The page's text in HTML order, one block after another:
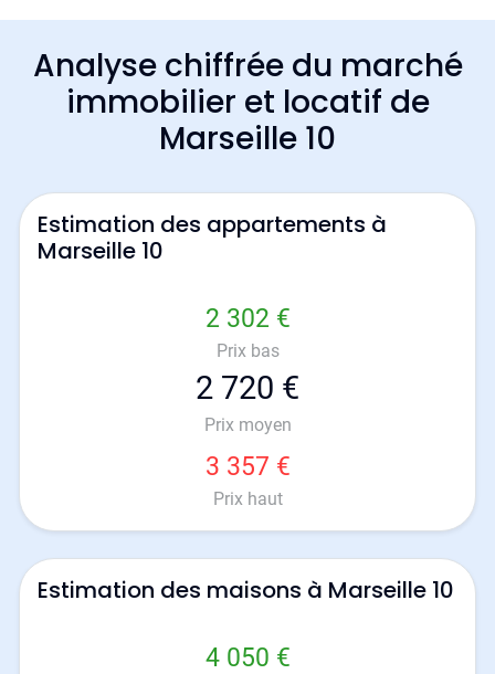
Analyse chiffrée du marché
immobilier et locatif de
Marseille 10
Estimation des appartements à
Marseille 10
2 302 €
Prix bas
2 720 €
Prix moyen
3 357 €
Prix haut
Estimation des maisons à Marseille 10
4 050 €